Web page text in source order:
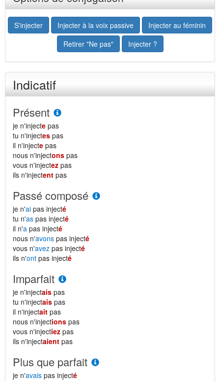
S'injecter Injecter à la voix passive
Injecter au féminin
Retirer "Ne pas"
Injecter ?
Indicatif
Présent
je n'injecte pas
tu n'injectes pas
il n'injecte pas
nous n'injectons pas
vous n'injectez pas
ils n'injectent pas
Passé composé
je n'ai pas injecté
tu n'as pas injecté
il n'a pas injecté
nous n'avons pas injecté
vous n'avez pas injecté
ils n'ont pas injecté
Imparfait
je n'injectais pas
tu n'injectais pas
il n'injectait pas
nous n'injections pas
vous n'injectiez pas
ils n'injectaient pas
Plus que parfait
je n'avais pas injecté